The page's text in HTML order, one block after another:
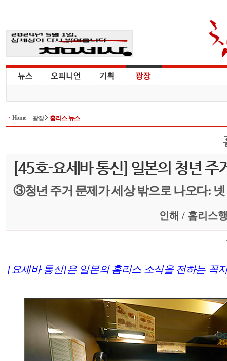
Home 광장 홈리스 뉴스
[45호-요세바 통신] 일본의 청년 주
③청년 주거 문제가 세상 밖으로 나오다: 넷
인해 / 홈리스
[요세바 통신]은 일본의 홈리스 소식을 전하는 꼭